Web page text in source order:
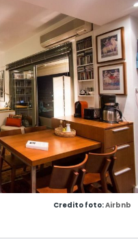
Credito foto:Airbnb